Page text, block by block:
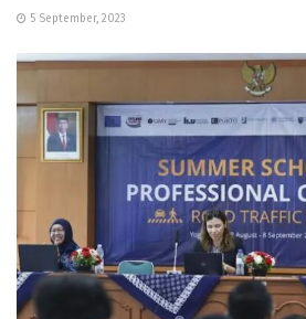
5 September, 2023